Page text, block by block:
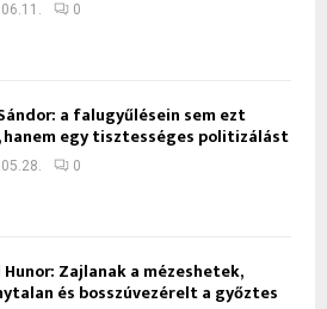
0
a falugyűlésein sem ezt
egy tisztességes politizálást
0
Hunor: Zajlanak a mézeshetek,
és bosszúvezérelt a győztes